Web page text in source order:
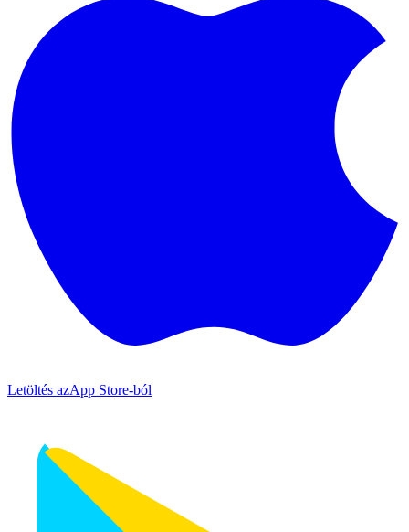
Letöltés azApp Store-ból